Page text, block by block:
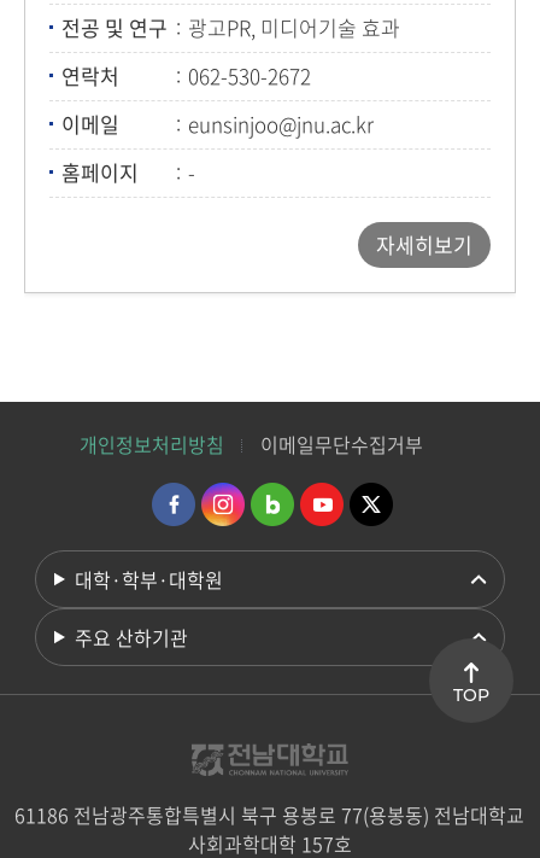
전공 및 연구
광고PR, 미디어기술 효과
연락처
062-530-2672
이메일
eunsinjoo@jnu.ac.kr
홈페이지
-
자세히보기
개인정보처리방침 이메일무단수집거부
대학·학부·대학원
주요 산하기관
61186 전남광주통합특별시 북구 용봉로 77(용봉동) 전남대학교
사회과학대학 157호
TOP